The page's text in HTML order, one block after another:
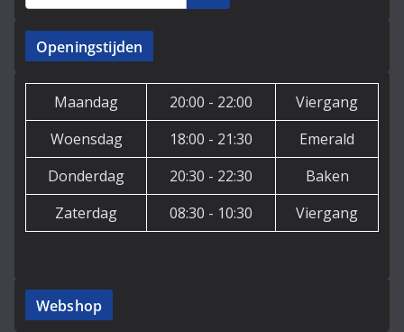
Openingstijden
Maandag 20:00 - 22:00
Viergang
Woensdag
18:00 - 21:30
Emerald
Donderdag
20:30 - 22:30
Baken
Zaterdag
08:30 - 10:30 Viergang
Webshop